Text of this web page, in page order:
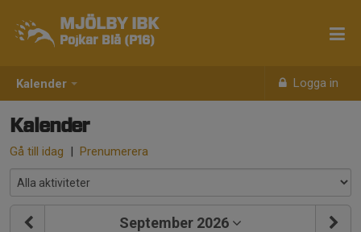
Kalender Logga in
MJÖLBY IBK
Pojkar Blå (P16)
Kalender
Gå till idag | Prenumerera
September 2026